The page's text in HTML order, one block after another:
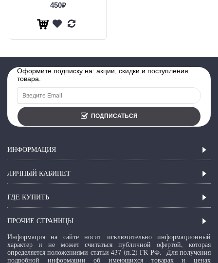
450₽
Оформите подписку на: акции, скидки и поступления
товара.
ПОДПИСАТЬСЯ
ИНФОРМАЦИЯ
ЛИЧНЫЙ КАБИНЕТ
ГДЕ КУПИТЬ
ПРОЧИЕ СТРАНИЦЫ
Информация на сайте носит исключительно информационный
характер и не может считаться публичной офертой, которая
определяется положениями статьи 437 (п.2) ГК РФ. Для получения
подробной информации об имеющихся товарах и ценах